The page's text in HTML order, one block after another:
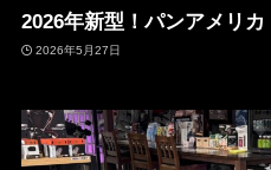
2026年新型！パンアメリ
2026年5月27日